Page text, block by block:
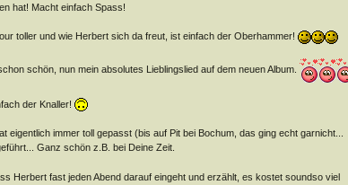
hat! Macht einfach Spass!
toller und wie Herbert sich da freut, ist einfach der Oberhammer!
schön, nun mein absolutes Lieblingslied auf dem neuen Album.
der Knaller!
immer toll gepasst (bis auf Pit bei Bochum, das ging echt garnicht...
Ganz schön z.B. bei Deine Zeit.
Herbert fast jeden Abend darauf eingeht und erzählt, es kostet soundso viel